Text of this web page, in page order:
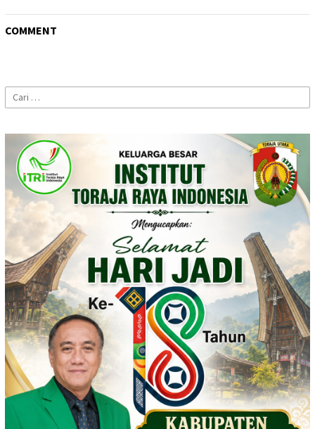
COMMENT
Cari
untuk: